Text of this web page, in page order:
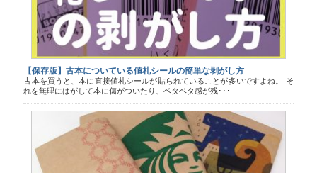
【保存版】古本についている値札シールの簡単な剥がし方
古本を買うと、本に直接値札シールが貼られていることが多いですよね。 そ
れを無理にはがして本に傷がついたり、ベタベタ感が残･･･